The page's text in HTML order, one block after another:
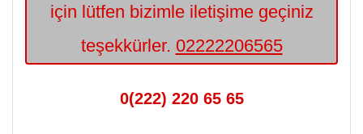
için lütfen bizimle iletişime geçiniz
teşekkürler. 02222206565
0(222) 220 65 65